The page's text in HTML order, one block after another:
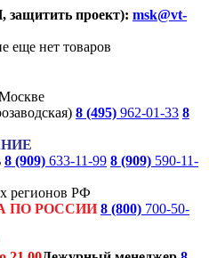
защитить проект): msk@vt-
еще нет товаров
8 (495) 962-01-33 8
8 (909) 633-11-99 8 (909) 590-11-
регионов РФ
ПО РОССИИ 8 (800) 700-50-